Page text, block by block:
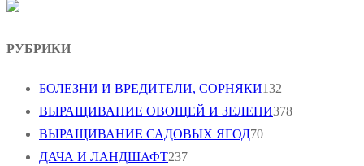
РУБРИКИ
БОЛЕЗНИ И ВРЕДИТЕЛИ, СОРНЯКИ132
ВЫРАЩИВАНИЕ ОВОЩЕЙ И ЗЕЛЕНИ378
ВЫРАЩИВАНИЕ САДОВЫХ ЯГОД70
ДАЧА И ЛАНДШАФТ237